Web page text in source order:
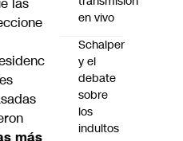
más
en vivo
Schalper
y el
debate
sobre
los
indultos